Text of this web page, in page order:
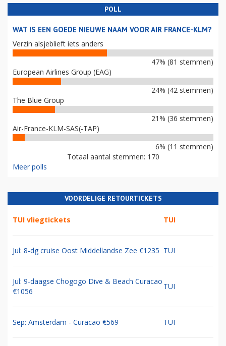
POLL
WAT IS EEN GOEDE NIEUWE NAAM VOOR AIR FRANCE-KLM?
Verzin alsjeblieft iets anders
47% (81 stemmen)
European Airlines Group (EAG)
24% (42 stemmen)
The Blue Group
21% (36 stemmen)
Air-France-KLM-SAS(-TAP)
6% (11 stemmen)
Totaal aantal stemmen: 170
Meer polls
VOORDELIGE RETOURTICKETS
TUI vliegtickets TUI
Jul: 8-dg cruise Oost Middellandse Zee €1235 TUI
Jul: 9-daagse Chogogo Dive & Beach Curacao
€1056
TUI
Sep: Amsterdam - Curacao €569 TUI